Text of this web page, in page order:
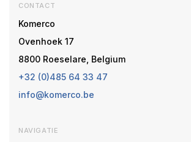
CONTACT
Komerco
Ovenhoek 17
8800 Roeselare, Belgium
+32 (0)485 64 33 47
info@komerco.be
NAVIGATIE